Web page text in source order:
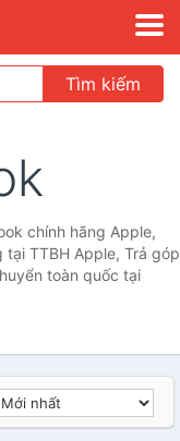
Tìm kiếm
chính hãng Apple,
tại TTBH Apple, Trả góp
toàn quốc tại